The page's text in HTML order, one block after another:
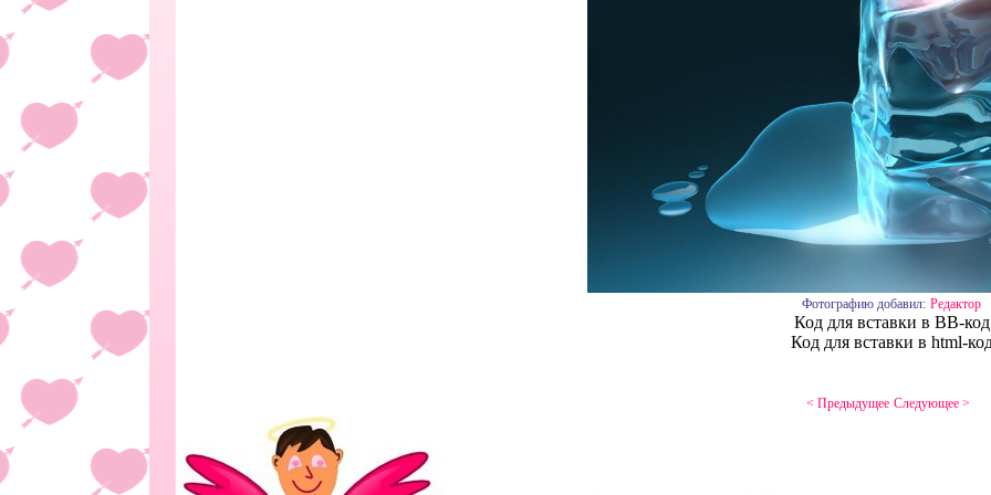
Фотографию добавил: Редактор
Код для вставки в BB-код
Код для вставки в html-
< Предыдущее Следующее >